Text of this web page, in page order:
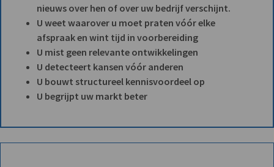
nieuws over hen of over uw bedrijf verschijnt.
U weet waarover u moet praten vóór elke
afspraak en wint tijd in voorbereiding
U mist geen relevante ontwikkelingen
U detecteert kansen vóór anderen
U bouwt structureel kennisvoordeel op
U begrijpt uw markt beter